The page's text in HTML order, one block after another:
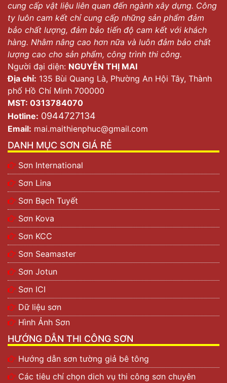
cung cấp vật liệu liên quan đến ngành xây dựng. Công
ty luôn cam kết chỉ cung cấp những sản phẩm đảm
bảo chất lượng, đảm bảo tiến độ cam kết với khách
hàng. Nhằm nâng cao hơn nữa và luôn đảm bảo chất
lượng cao cho sản phẩm, công trình thi công.
Người đại diện: NGUYỄN THỊ MAI
Địa chỉ: 135 Bùi Quang Là, Phường An Hội Tây, Thành
phố Hồ Chí Minh 700000
MST: 0313784070
Hotline: 0944727134
Email: mai.maithienphuc@gmail.com
DANH MỤC SƠN GIÁ RẺ
Sơn International
Sơn Lina
Sơn Bạch Tuyết
Sơn Kova
Sơn KCC
Sơn Seamaster
Sơn Jotun
Sơn ICI
Dữ liệu sơn
Hình Ảnh Sơn
HƯỚNG DẪN THI CÔNG SƠN
Hướng dẫn sơn tường giả bê tông
Các tiêu chí chọn dich vụ thi công sơn chuyên